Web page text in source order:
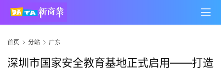
首页 分站 广东
深圳市国家安全教育基地正式启用——打造